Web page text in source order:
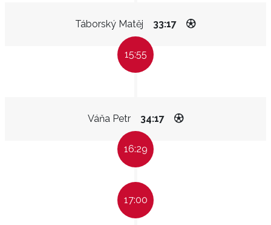
Táborský Matěj 33:17
15:55
Váňa Petr 34:17
16:29
17:00